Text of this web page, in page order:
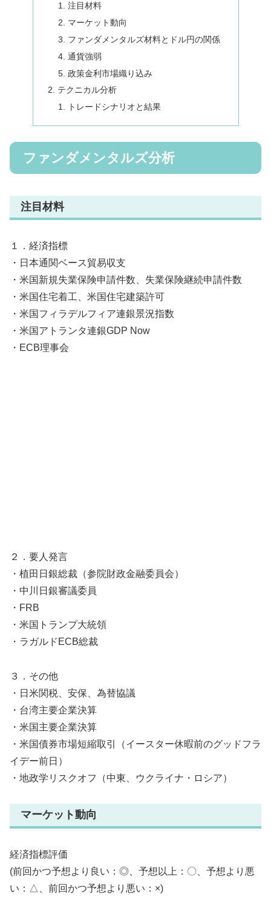
注目材料
マーケット動向
ファンダメンタルズ材料とドル円の関係
通貨強弱
政策金利市場織り込み
テクニカル分析
トレードシナリオと結果
ファンダメンタルズ分析
注目材料
１．経済指標
・日本通関ベース貿易収支
・米国新規失業保険申請件数、失業保険継続申請件数
・米国住宅着工、米国住宅建築許可
・米国フィラデルフィア連銀景況指数
・米国アトランタ連銀GDP Now
・ECB理事会
２．要人発言
・植田日銀総裁（参院財政金融委員会）
・中川日銀審議委員
・FRB
・米国トランプ大統領
・ラガルドECB総裁
３．その他
・日米関税、安保、為替協議
・台湾主要企業決算
・米国主要企業決算
・米国債券市場短縮取引（イースター休暇前のグッドフラ
イデー前日）
・地政学リスクオフ（中東、ウクライナ・ロシア）
マーケット動向
経済指標評価
(前回かつ予想より良い：◎、予想以上：〇、予想より悪
い：△、前回かつ予想より悪い：×)